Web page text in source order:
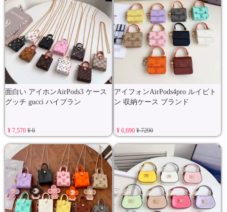
面白い アイホンAirPods3 ケース
グッチ gucci ハイブラン
¥ 7,570¥ 0
アイフォンAirPods4pro ルイビト
ン 収納ケース ブランド
¥ 6,690¥ 7290